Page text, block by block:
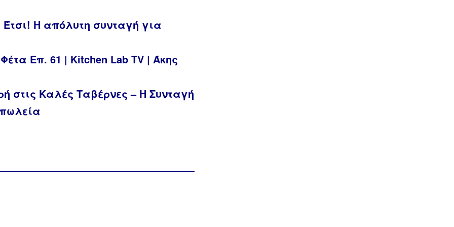
Η απόλυτη συνταγή για
Επ. 61 | Kitchen Lab TV | Άκης
στις Καλές Ταβέρνες – Η Συνταγή